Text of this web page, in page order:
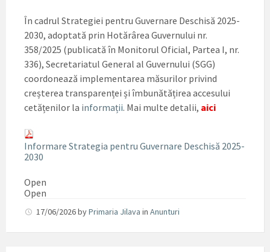
În cadrul Strategiei pentru Guvernare Deschisă 2025-
2030, adoptată prin Hotărârea Guvernului nr.
358/2025 (publicată în Monitorul Oficial, Partea I, nr.
336), Secretariatul General al Guvernului (SGG)
coordonează implementarea măsurilor privind
creșterea transparenței și îmbunătățirea accesului
cetățenilor la informații. Mai multe detalii, aici
Informare Strategia pentru Guvernare Deschisă 2025-
2030
Open
Open
17/06/2026byPrimaria Jilava in Anunturi